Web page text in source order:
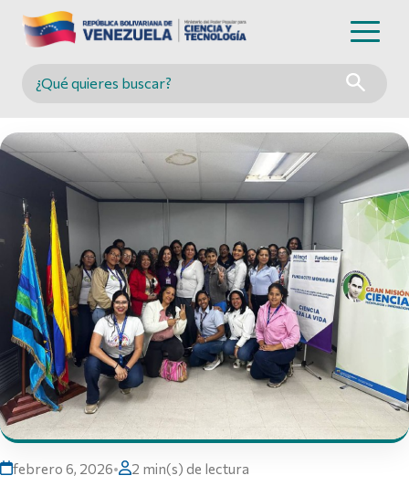
Buscar en MINCYT
febrero 6, 2026• 2 min(s) de lectura